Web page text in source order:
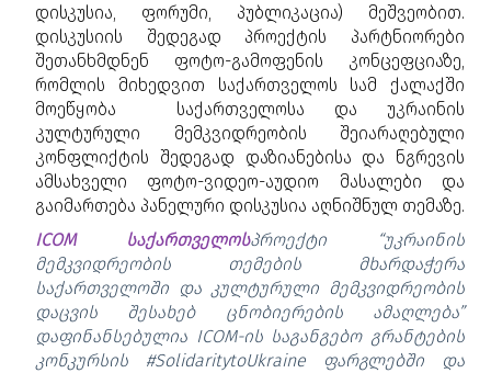
დისკუსია, ფორუმი, პუბლიკაცია) მეშვეობით.
დისკუსიის შედეგად პროექტის პარტნიორები
შეთანხმდნენ ფოტო-გამოფენის კონცეფციაზე,
რომლის მიხედვით საქართველოს სამ ქალაქში
მოეწყობა საქართველოსა და უკრაინის
კულტურული მემკვიდრეობის შეიარაღებული
კონფლიქტის შედეგად დაზიანებისა და ნგრევის
ამსახველი ფოტო-ვიდეო-აუდიო მასალები და
გაიმართება პანელური დისკუსია აღნიშნულ თემაზე.
ICOM საქართველოსპროექტი “უკრაინის
მემკვიდრეობის თემების მხარდაჭერა
საქართველოში და კულტურული მემკვიდრეობის
დაცვის შესახებ ცნობიერების ამაღლება”
დაფინანსებულია ICOM-ის საგანგებო გრანტების
კონკურსის #SolidaritytoUkraine ფარგლებში და